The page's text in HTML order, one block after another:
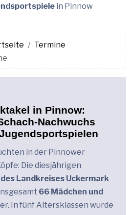
in Pinnow
Termine
in Pinnow:
Nachwuchs
in der Pinnower
Die diesjährigen
Landkreises Uckermark
66 Mädchen und
In fünf Altersklassen wurde